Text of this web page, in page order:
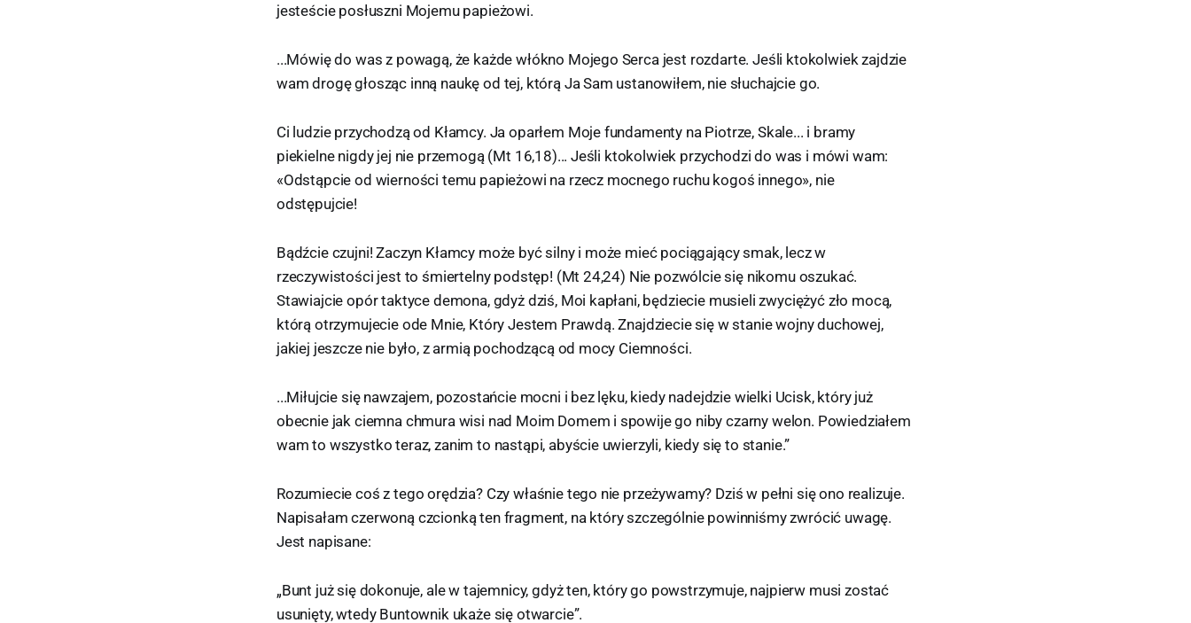
jesteście posłuszni Mojemu papieżowi.
...Mówię do was z powagą, że każde włókno Mojego Serca jest rozdarte. Jeśli ktokolwiek zajdzie
wam drogę głosząc inną naukę od tej, którą Ja Sam ustanowiłem, nie słuchajcie go.
Ci ludzie przychodzą od Kłamcy. Ja oparłem Moje fundamenty na Piotrze, Skale... i bramy
piekielne nigdy jej nie przemogą (Mt 16,18)... Jeśli ktokolwiek przychodzi do was i mówi wam:
«Odstąpcie od wierności temu papieżowi na rzecz mocnego ruchu kogoś innego», nie
odstępujcie!
Bądźcie czujni! Zaczyn Kłamcy może być silny i może mieć pociągający smak, lecz w
rzeczywistości jest to śmiertelny podstęp! (Mt 24,24) Nie pozwólcie się nikomu oszukać.
Stawiajcie opór taktyce demona, gdyż dziś, Moi kapłani, będziecie musieli zwyciężyć zło mocą,
którą otrzymujecie ode Mnie, Który Jestem Prawdą. Znajdziecie się w stanie wojny duchowej,
jakiej jeszcze nie było, z armią pochodzącą od mocy Ciemności.
...Miłujcie się nawzajem, pozostańcie mocni i bez lęku, kiedy nadejdzie wielki Ucisk, który już
obecnie jak ciemna chmura wisi nad Moim Domem i spowije go niby czarny welon. Powiedziałem
wam to wszystko teraz, zanim to nastąpi, abyście uwierzyli, kiedy się to stanie.”
Rozumiecie coś z tego orędzia? Czy właśnie tego nie przeżywamy? Dziś w pełni się ono realizuje.
Napisałam czerwoną czcionką ten fragment, na który szczególnie powinniśmy zwrócić uwagę.
Jest napisane:
„Bunt już się dokonuje, ale w tajemnicy, gdyż ten, który go powstrzymuje, najpierw musi zostać
usunięty, wtedy Buntownik ukaże się otwarcie”.